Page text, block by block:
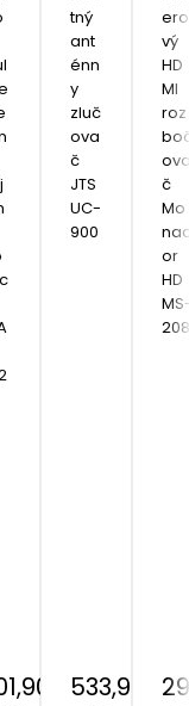
€
tný
ant
énn
y
zluč
ova
č
JTS
UC-
900
533,90 €
ero
vý
HD
MI
roz
č
Mo
or
HD
208